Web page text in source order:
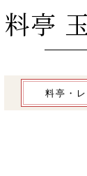
料亭
料亭・